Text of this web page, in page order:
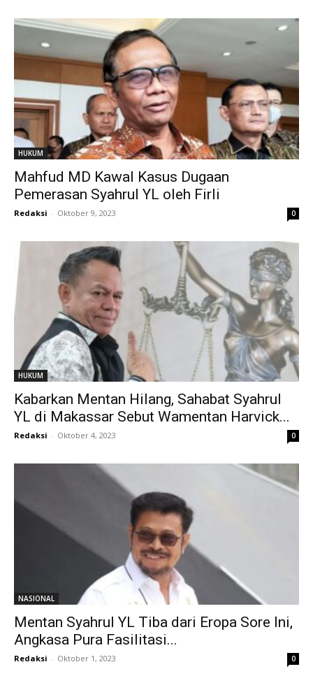
HUKUM
Mahfud MD Kawal Kasus Dugaan
Pemerasan Syahrul YL oleh Firli
Redaksi - Oktober 9, 2023 0
HUKUM
Kabarkan Mentan Hilang, Sahabat Syahrul
YL di Makassar Sebut Wamentan Harvick...
Redaksi - Oktober 4, 2023 0
NASIONAL
Mentan Syahrul YL Tiba dari Eropa Sore Ini,
Angkasa Pura Fasilitasi...
Redaksi - Oktober 1, 2023 0